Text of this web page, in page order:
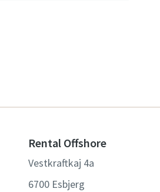
Rental Offshore
Vestkraftkaj 4a
6700 Esbjerg